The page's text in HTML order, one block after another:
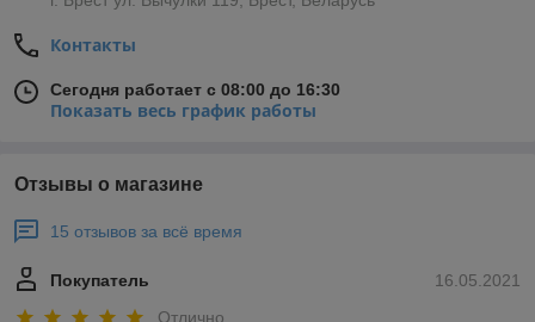
Контакты
Сегодня работает с 08:00 до 16:30
Показать весь график работы
Отзывы о магазине
15 отзывов за всё время
16.05.2021
Покупатель
Отлично